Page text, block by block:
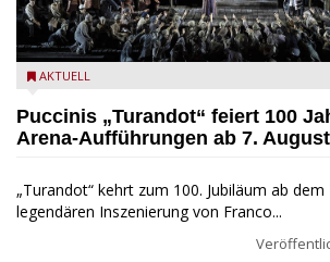
Turandot in der Arena von Verona - Ennevi
AKTUELL
Puccinis „Turandot“ feiert 100
Arena-Aufführungen ab 7. August
„Turandot“ kehrt zum 100. Jubiläum ab
legendären Inszenierung von Franco...